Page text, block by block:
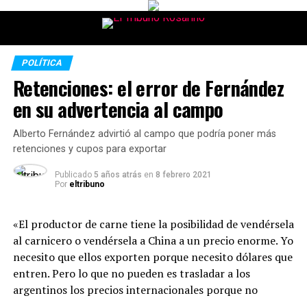
POLÍTICA
Retenciones: el error de Fernández
en su advertencia al campo
Alberto Fernández advirtió al campo que podría poner más
retenciones y cupos para exportar
Publicado 5 años atrás en 8 febrero 2021
Por eltribuno
«El productor de carne tiene la posibilidad de vendérsela
al carnicero o vendérsela a China a un precio enorme. Yo
necesito que ellos exporten porque necesito dólares que
entren. Pero lo que no pueden es trasladar a los
argentinos los precios internacionales porque no